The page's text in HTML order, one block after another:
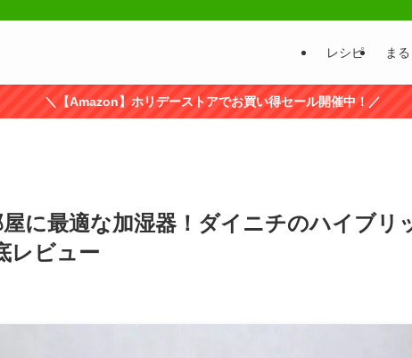
レシピ ま
＼【Amazon】ホリデーストアでお買い得セール開催中！／
に最適な加湿器！ダイニチのハイブリ
レビュー